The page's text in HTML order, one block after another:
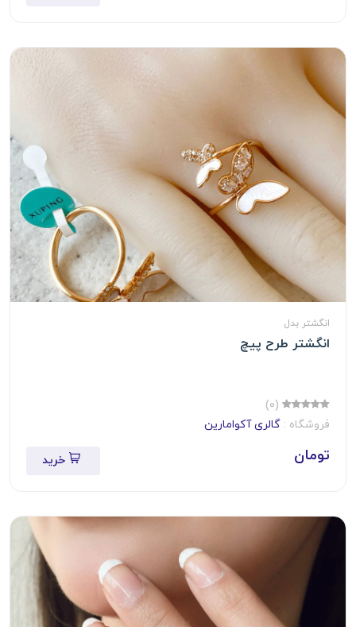
انگشتر بدل
انگشتر طرح پیچ
(0)
فروشگاه : گالری آکوامارین
تومان خرید